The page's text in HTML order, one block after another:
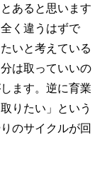
あると思います
く違うはずで
いと考えている
は取っていいの
ます。逆に育業
りたい」という
のサイクルが回